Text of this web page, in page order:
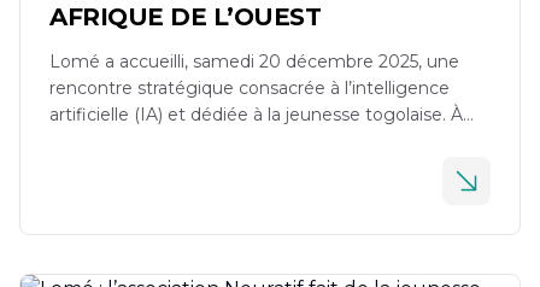
AFRIQUE DE L’OUEST
Lomé a accueilli, samedi 20 décembre 2025, une
rencontre stratégique consacrée à l’intelligence
artificielle (IA) et dédiée à la jeunesse togolaise. À
le […]